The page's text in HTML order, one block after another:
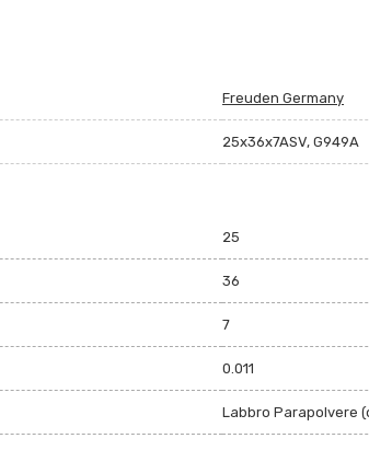
Freuden Germany
25x36x7ASV, G949A
25
36
7
0.011
Labbro Parapolvere